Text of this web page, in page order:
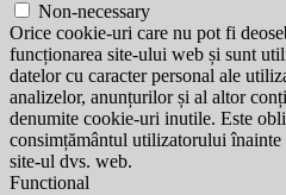
Non-necessary
Orice cookie-uri care nu pot fi
funcționarea site-ului web și sunt
datelor cu caracter personal ale
analizelor, anunțurilor și al altor
denumite cookie-uri inutile. Este
consimțământul utilizatorului înainte
site-ul dvs. web.
Functional